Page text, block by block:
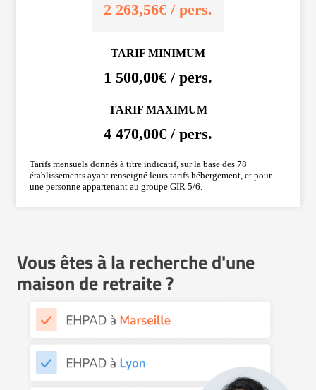
2 263,56€ / pers.
TARIF MINIMUM
1 500,00€ / pers.
TARIF MAXIMUM
4 470,00€ / pers.
Tarifs mensuels donnés à titre indicatif, sur la base des 78
établissements ayant renseigné leurs tarifs hébergement, et pour
une personne appartenant au groupe GIR 5/6.
Vous êtes à la recherche d'une
maison de retraite ?